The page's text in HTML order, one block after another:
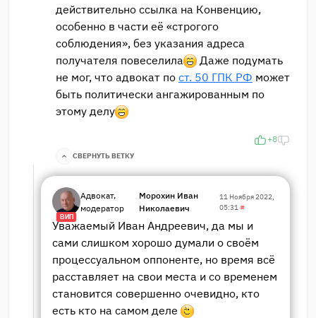
действительно ссылка на Конвенцию,
особенно в части её «строгого
соблюдения», без указания адреса
получателя повеселила
Даже подумать
не мог, что адвокат по ст. 50 ГПК РФ может
быть политически ангажированным по
этому делу
+8
СВЕРНУТЬ ВЕТКУ
ВИП
Адвокат,
модератор
Морохин Иван
Николаевич
11 Ноября 2022,
05:31#
Уважаемый Иван Андреевич, да мы и
сами слишком хорошо думали о своём
процессуальном оппоненте, но время всё
расставляет на свои места и со временем
становится совершенно очевидно, кто
есть кто на самом деле